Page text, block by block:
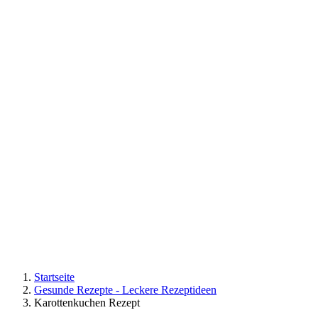
Startseite
Gesunde Rezepte - Leckere Rezeptideen
Karottenkuchen Rezept